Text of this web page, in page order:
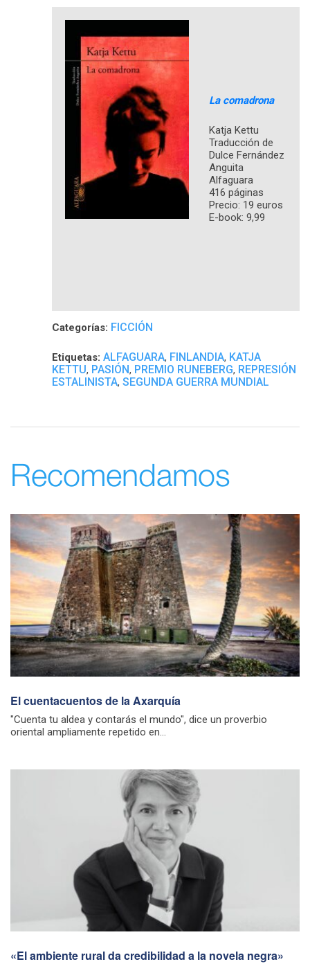
La comadrona
Katja Kettu
Traducción de
Dulce Fernández
Anguita
Alfaguara
416 páginas
Precio: 19 euros
E-book: 9,99
Categorías: FICCIÓN
Etiquetas: ALFAGUARA, FINLANDIA, KATJA
KETTU, PASIÓN, PREMIO RUNEBERG, REPRESIÓN
ESTALINISTA, SEGUNDA GUERRA MUNDIAL
Recomendamos
El cuentacuentos de la Axarquía
"Cuenta tu aldea y contarás el mundo", dice un proverbio
oriental ampliamente repetido en...
«El ambiente rural da credibilidad a la novela negra»